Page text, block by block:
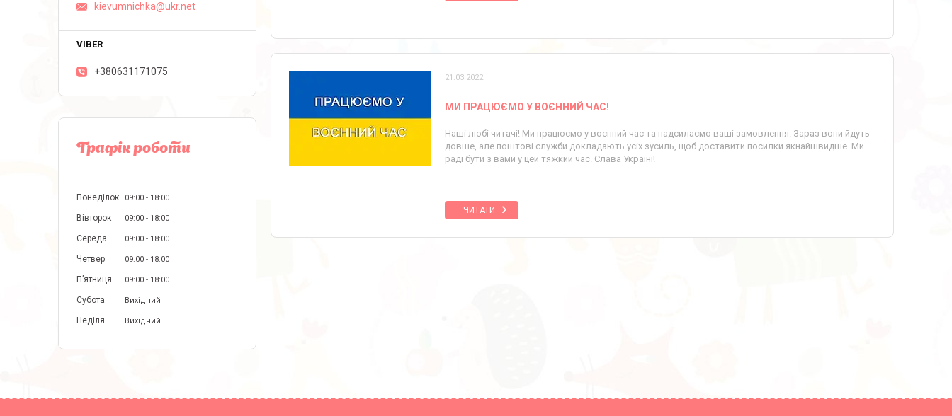
21.03.2022
МИ ПРАЦЮЄМО У ВОЄННИЙ ЧАС!
Наші любі читачі! Ми працюємо у воєнний час та надсилаємо ваші замовлення. Зараз вони йдуть
довше, але поштові служби докладають усіх зусиль, щоб доставити посилки якнайшвидше. Ми
раді бути з вами у цей тяжкий час. Слава Україні!
ЧИТАТИ
kievumnichka@ukr.net
+380631171075
Графік роботи
Понеділок 09:00 18:00
Вівторок 09:00 18:00
Середа 09:00 18:00
Четвер 09:00 18:00
Пʼятниця 09:00 18:00
Субота Вихідний
Неділя Вихідний